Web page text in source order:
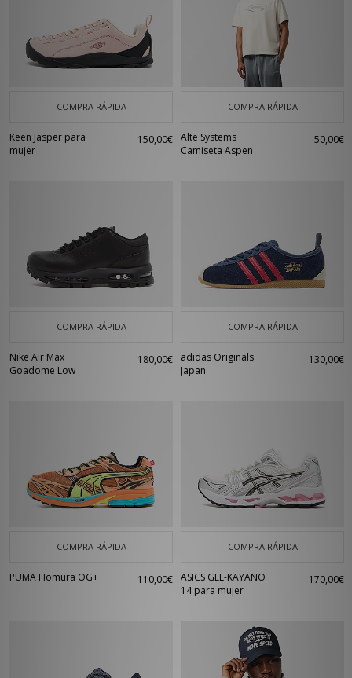
COMPRA RÁPIDA
Keen Jasper para
mujer
150,00€
COMPRA RÁPIDA
Alte Systems
Camiseta Aspen
50,00€
COMPRA RÁPIDA
Nike Air Max
Goadome Low
180,00€
COMPRA RÁPIDA
adidas Originals
Japan
130,00€
COMPRA RÁPIDA
PUMA Homura OG+ 110,00€
COMPRA RÁPIDA
ASICS GEL-KAYANO
14 para mujer
170,00€